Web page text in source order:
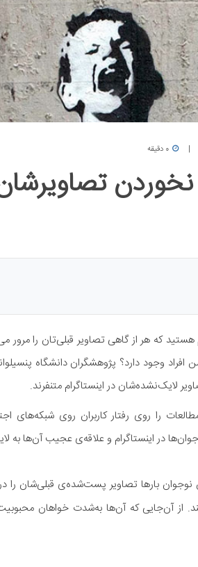
0 دقیقه
هستید که هر از گاهی تصاویر قبلی‌تان را مرور
وجود دارد؟ پژوهشگران دانشگاه
لایک‌نشده‌شان در اینستاگرام متنفرند.
را روی رفتار کاربران روی شبکه‌های
در اینستاگرام و علاقه‌ی عجیب آن‌ها
نوجوان بارها تصاویر پست‌شده‌ی قبلی‌شان را
از آن‌جایی که آن‌ها به‌شدت خواهان